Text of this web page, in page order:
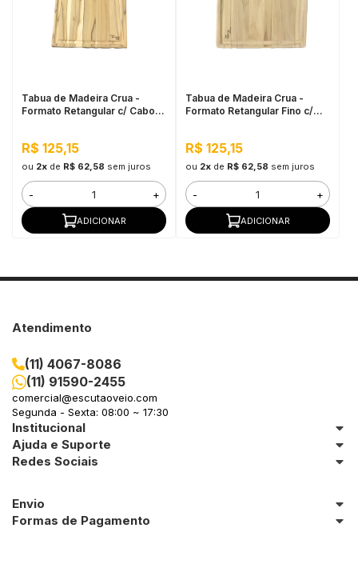
Tabua de Madeira Crua -
Formato Retangular c/ Cabo e
R$ 125,15
ou 2xde R$ 62,58 sem juros
- +
ADICIONAR
Tabua de Madeira Crua -
Formato Retangular Fino c/
R$ 125,15
ou 2xde R$ 62,58 sem juros
- +
ADICIONAR
Atendimento
(11) 4067-8086
(11) 91590-2455
comercial@escutaoveio.com
Segunda - Sexta: 08:00 ~ 17:30
Institucional
Ajuda e Suporte
Redes Sociais
Envio
Formas de Pagamento